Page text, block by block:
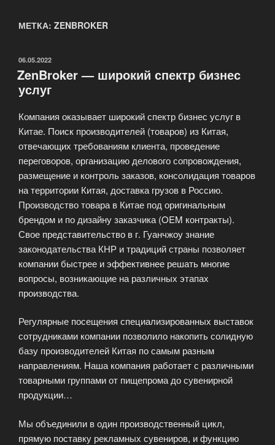
МЕТКА: ZENBROKER
ОПУБЛИКОВАНО
06.05.2022
ZenBroker — широкий спектр бизнес
услуг
Компания оказывает широкий спектр бизнес услуг в
Китае. Поиск производителей (товаров) из Китая,
отвечающих требованиям клиента, проведение
переговоров, организацию делового сопровождения,
размещение и контроль заказов, консолидация товаров
на территории Китая, доставка грузов в Россию.
Производство товара в Китае под оригинальным
брендом и по дизайну заказчика (OEM контракты).
Свое представительство в г. Гуанчжоу знание
законодательства КНР и традиций страны позволяет
компании быстрее и эффективнее решать многие
вопросы, возникающие на различных этапах
производства.
Регулярные посещения специализированных выставок
сотрудниками компании позволило накопить солидную
базу производителей Китая по самым разным
направлениям. Наша компания работает с различными
товарными группами от пищепрома до сувенирной
продукции…
Мы объединили в один производственный цикл,
прямую поставку рекламных сувениров, и функцию